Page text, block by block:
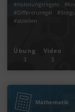
#Ableitungsregeln
#Differenzregel
#ableiten
Übung
3
Video
3
Mathematik